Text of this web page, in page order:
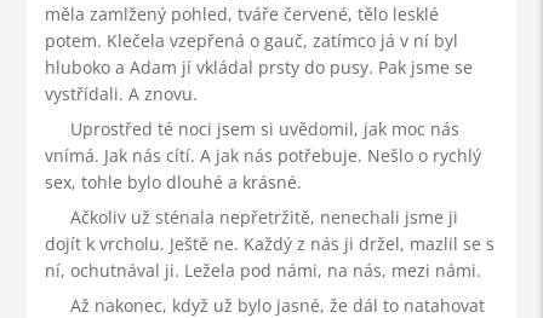
měla zamlžený pohled, tváře červené, tělo lesklé
potem. Klečela vzepřená o gauč, zatímco já v ní byl
hluboko a Adam jí vkládal prsty do pusy. Pak jsme se
vystřídali. A znovu.
Uprostřed té noci jsem si uvědomil, jak moc nás
vnímá. Jak nás cítí. A jak nás potřebuje. Nešlo o rychlý
sex, tohle bylo dlouhé a krásné.
Ačkoliv už sténala nepřetržitě, nenechali jsme ji
dojít k vrcholu. Ještě ne. Každý z nás ji držel, mazlil se s
ní, ochutnával ji. Ležela pod námi, na nás, mezi námi.
Až nakonec, když už bylo jasné, že dál to natahovat